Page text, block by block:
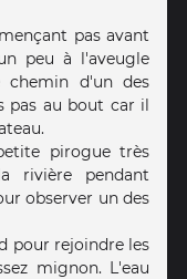
pas avant
peu à l'aveugle
chemin d'un des
pas au bout car il
pirogue très
rivière pendant
observer un des
pour rejoindre les
mignon. L'eau